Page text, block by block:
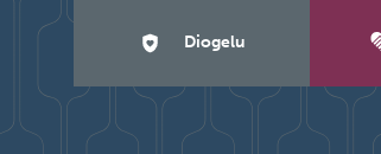
Diogelu